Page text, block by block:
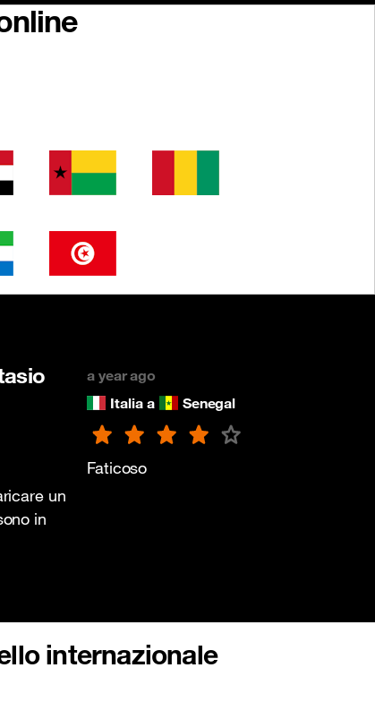
un
in
a year ago
Italia a
Senegal
Faticoso
internazionale